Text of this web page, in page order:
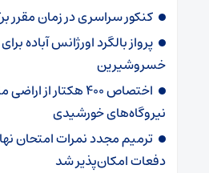
کنکور سراسری در زمان مقرر
پرواز بالگرد اورژانس آباده
خسروشیرین
اختصاص ۴۰۰ هکتار
نیروگاه‌های خورشیدی
ترمیم مجدد نمرات امتحان
دفعات امکان‌پذیر شد